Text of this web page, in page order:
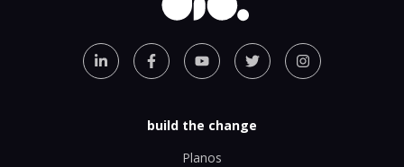
build the change
Planos